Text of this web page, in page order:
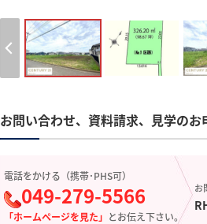
お問い合わせ、資料請求、見学のお
電話をかける（携帯･PHS可）
049-279-5566
「ホームページを見た」 とお伝え下さい。
お